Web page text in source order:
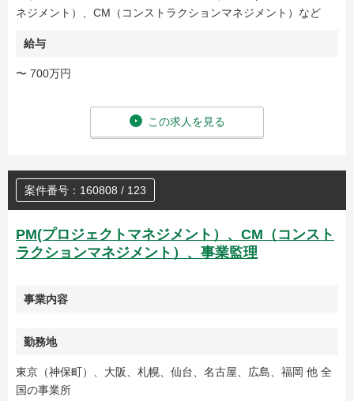
ネジメント）、CM（コンストラクションマネジメント）など
給与
〜 700万円
この求人を見る
案件番号：160808 / 123
PM(プロジェクトマネジメント）、CM（コンスト
ラクションマネジメント）、事業監理
事業内容
勤務地
東京（神保町）、大阪、札幌、仙台、名古屋、広島、福岡 他 全
国の事業所